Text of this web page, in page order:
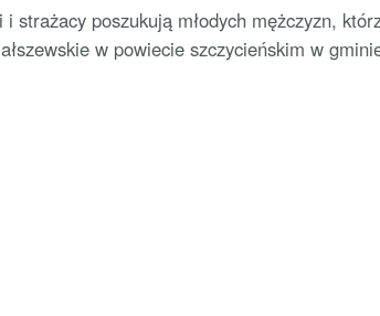
i strażacy poszukują młodych mężczyzn,
w powiecie szczycieńskim w